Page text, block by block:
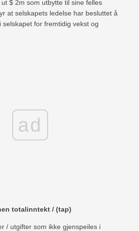
$ 2m som utbytte til sine felles
at selskapets ledelse har besluttet å
selskapet for fremtidig vekst og
ad
totalinntekt / (tap)
/ utgifter som ikke gjenspeiles i